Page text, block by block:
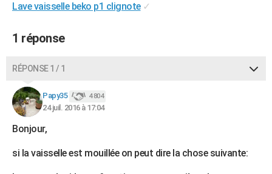
Carte de Noël
Carte Bonne année
Carte Saint-Valentin
Carte Pâques
Carte d'anniversaire
DICTIONNAIRE
PROGRAMME TV
FORUM
Bricolage
Lifestyle
Culture
Sport
Auto
Television
Voyage
Cinema
Lave vaisselle beko p1 clignote ✓
1 réponse
RÉPONSE 1 / 1
Papy35 4 804
24 juil. 2016 à 17:04
Bonjour,
si la vaisselle est mouillée on peut dire la chose suivante: